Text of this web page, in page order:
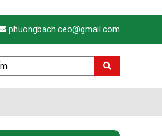
phuongbach.ceo@gmail.com